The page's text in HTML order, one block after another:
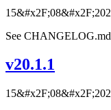
See CHANGELOG.md
v20.1.1